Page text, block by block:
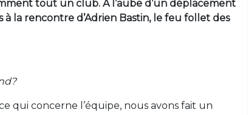
tout un club. A l’aube d’un déplacement
à la rencontre d’Adrien Bastin, le feu follet des
qui concerne l’équipe, nous avons fait un